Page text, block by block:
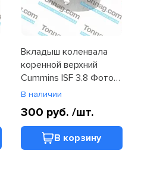
Вкладыш коленвала
коренной верхний
Cummins ISF 3.8 Фотон
1051, 1061 (C4948504)
В наличии
300 руб./шт.
В корзину